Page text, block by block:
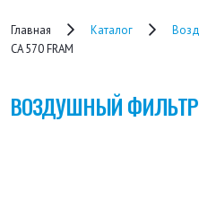
Главная Каталог
CA 570 FRAM
ВОЗДУШНЫЙ ФИЛЬТР